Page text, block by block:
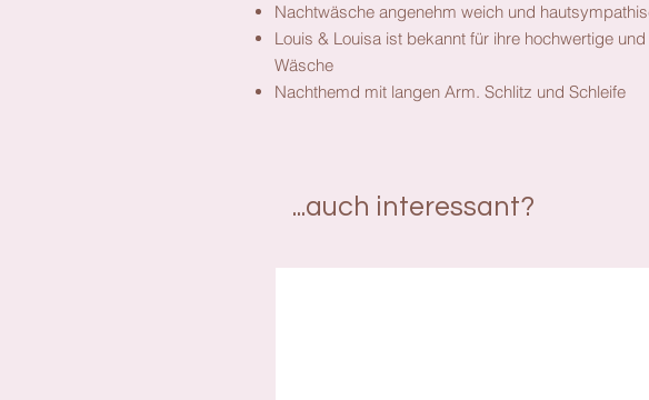
Nachtwäsche angenehm weich und
Louis & Louisa ist bekannt für ihre hochwertige
Wäsche
Nachthemd mit langen Arm. Schlitz und Schleife
...auch interessant?